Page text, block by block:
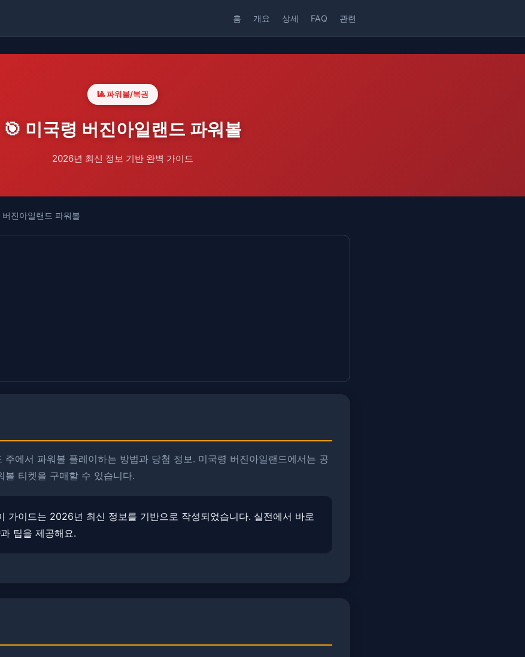
홈 개요 상세 FAQ 관련
🎱 파워볼/복권
🎯 미국령 버진아일랜드 파워볼
2026년 최신 정보 기반 완벽 가이드
버진아일랜드 파워볼
주에서 파워볼 플레이하는 방법과 당첨 정보. ​​미국령 버진아일랜드에서는 공
볼 티켓을 구매할 수 있습니다.
가이드는 2026년 최신 정보를 기반으로 작성되었습니다. 실전에서 바로
팁을 제공해요.